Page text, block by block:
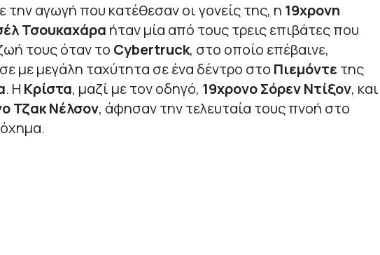
αγωγή που κατέθεσαν οι γονείς της, η 19χρονη
Τσουκαχάρα ήταν μία από τους τρεις επιβάτες που
τους όταν το Cybertruck, στο οποίο επέβαινε,
με μεγάλη ταχύτητα σε ένα δέντρο στο Πιεμόντετης
. Η Κρίστα, μαζί με τον οδηγό, 19χρονο Σόρεν Ντίξον, και
Τζακ Νέλσον, άφησαν την τελευταία τους πνοή στο